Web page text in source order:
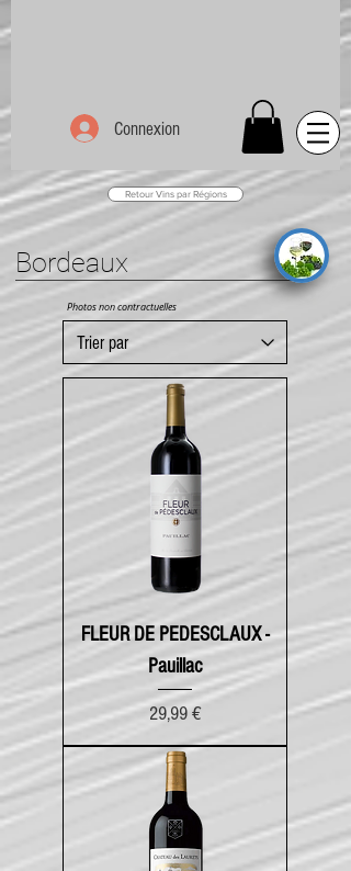
Connexion
Retour Vins par Régions
Bordeaux
Photos non contractuelles
FLEUR DE PEDESCLAUX -
Pauillac
Prix
29,99 €